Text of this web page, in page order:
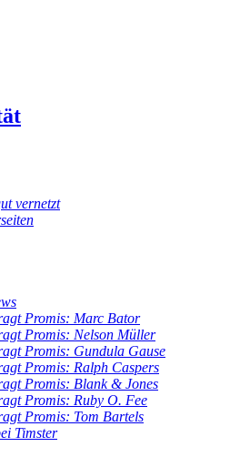
vernetzt
Promis: Marc Bator
Promis: Nelson Müller
Promis: Gundula Gause
Promis: Ralph Caspers
Promis: Blank & Jones
Promis: Ruby O. Fee
Promis: Tom Bartels
Timster